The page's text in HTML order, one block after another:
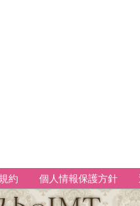
約 個人情報保護方針